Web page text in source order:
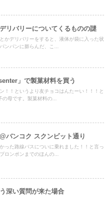
リバリーについてくるものの謎
かデリバリーをすると、液体が袋に入った状
ンパンに膨らんだ、こ...
」で製菓材料を買う
！！というより友チョコはんたーい！！！と
の母です。製菓材料の...
バンコク スクンビット通り
った路線バスについに乗れました！！と言っ
ロンポンまでのほんの...
深い質問が来た場合